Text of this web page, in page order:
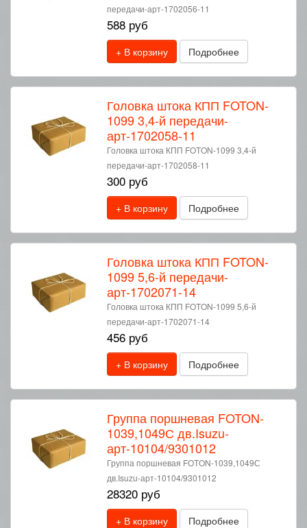
передачи-арт-1702056-11
588 руб
+ В корзину Подробнее
Головка штока КПП FOTON-
1099 3,4-й передачи-
арт-1702058-11
Головка штока КПП FOTON-1099 3,4-й
передачи-арт-1702058-11
300 руб
+ В корзину Подробнее
Головка штока КПП FOTON-
1099 5,6-й передачи-
арт-1702071-14
Головка штока КПП FOTON-1099 5,6-й
передачи-арт-1702071-14
456 руб
+ В корзину Подробнее
Группа поршневая FOTON-
1039,1049С дв.Isuzu-
арт-10104/9301012
Группа поршневая FOTON-1039,1049С
дв.Isuzu-арт-10104/9301012
28320 руб
+ В корзину Подробнее